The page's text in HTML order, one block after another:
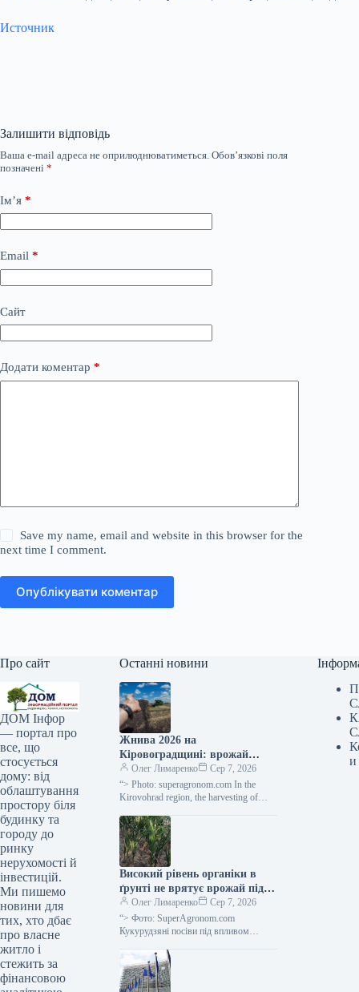
Источник
Залишити відповідь
Ваша e-mail адреса не оприлюднюватиметься. Обов’язкові поля
позначені *
Ім’я *
Email *
Сайт
Додати коментар *
Save my name, email and website in this browser for the
next time I comment.
Опублікувати коментар
Про сайт
ДОМ Інфор
— портал про
все, що
стосується
дому: від
облаштування
простору біля
будинку та
городу до
ринку
нерухомості й
інвестицій.
Ми пишемо
новини для
тих, хто дбає
про власне
житло і
стежить за
фінансовою
Останні новини
Жнива 2026 на
Кіровоградщині: врожай
ранніх культур вищий за
торішній —
SuperAgronom.com
Олег Лимаренко
Сер 7, 2026
“> Photo: superagronom.com In the
Kirovohrad region, the harvesting of
completed. They were…
Високий рівень органіки в
ґрунті не врятує врожай під
час посухи —
SuperAgronom.com
Олег Лимаренко
Сер 7, 2026
“> Фото: SuperAgronom.com
Кукурудзяні посіви під впливом
Колорадо спростували
загальноприйняту думку про те, що
високий…
и